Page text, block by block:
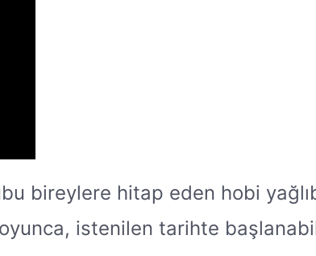
bireylere hitap eden hobi
istenilen tarihte